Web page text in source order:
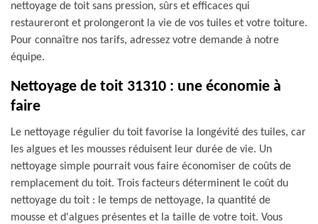
nettoyage de toit sans pression, sûrs et efficaces qui
restaureront et prolongeront la vie de vos tuiles et votre toiture.
Pour connaître nos tarifs, adressez votre demande à notre
équipe.
Nettoyage de toit 31310 : une économie à
faire
Le nettoyage régulier du toit favorise la longévité des tuiles, car
les algues et les mousses réduisent leur durée de vie. Un
nettoyage simple pourrait vous faire économiser de coûts de
remplacement du toit. Trois facteurs déterminent le coût du
nettoyage du toit : le temps de nettoyage, la quantité de
mousse et d'algues présentes et la taille de votre toit. Vous